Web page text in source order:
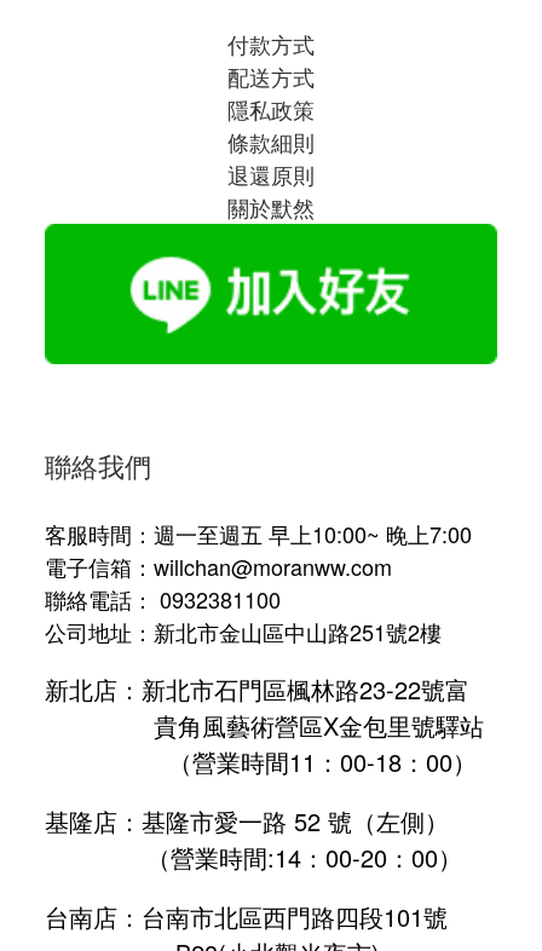
付款方式
配送方式
隱私政策
條款細則
退還原則
關於默然
聯絡我們
客服時間：週一至週五 早上10:00~ 晚上7:00
電子信箱：willchan@moranww.com
聯絡電話： 0932381100
公司地址：新北市金山區中山路251號2樓
新北店：新北市石門區楓林路23-22號富
貴角風藝術營區X金包里號驛站
（營業時間11：00-18：00）
基隆店：基隆市愛一路 52 號（左側）
（營業時間:14：00-20：00）
台南店：台南市北區西門路四段101號